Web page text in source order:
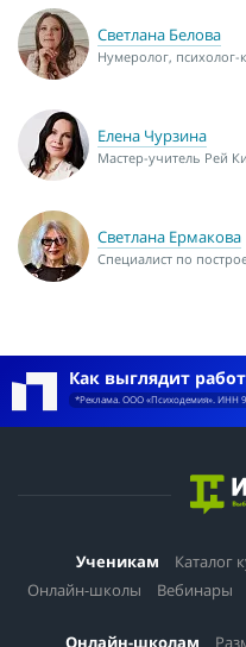
Светлана Белова
Нумеролог, психолог-
Елена Чурзина
Мастер-учитель Рей
Светлана Ермакова
Специалист по
Как выглядит
*Реклама. ООО «Психодемия». ИНН
Ученикам Каталог
Онлайн-школы
Вебинары
Онлайн-школам